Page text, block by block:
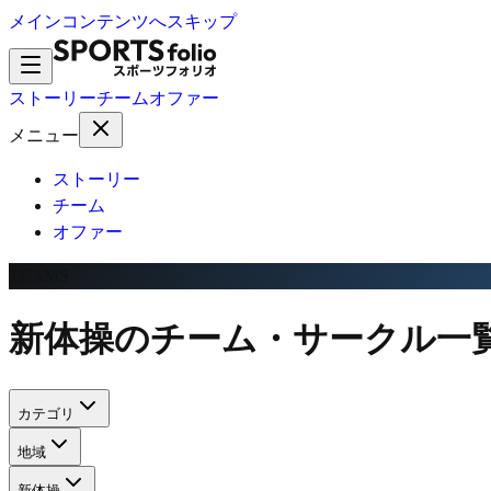
メインコンテンツへスキップ
ストーリーチームオファー
メニュー
ストーリー
チーム
オファー
新体操のチーム・サークル一
カテゴリ
地域